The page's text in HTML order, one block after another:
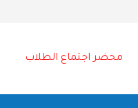
محضر اجتماع الطلاب